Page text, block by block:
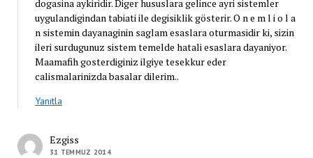
dogasina aykiridir. Diger hususlara gelince ayri sistemler
uygulandigindan tabiati ile degisiklik gösterir. O n e m l i o l a
n sistemin dayanaginin saglam esaslara oturmasidir ki, sizin
ileri surdugunuz sistem temelde hatali esaslara dayaniyor.
Maamafih gosterdiginiz ilgiye tesekkur eder
calismalarinizda basalar dilerim..
Yanıtla
Ezgiss
31 TEMMUZ 2014